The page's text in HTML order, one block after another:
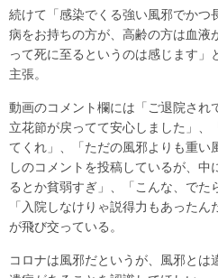
続けて「感染でくる強い風邪でかつ
病をお持ちの方が、高齢の方は血液
って死に至るというのは感じます」
主張。
動画のコメント欄には「ご退院され
立花節が戻ってて安心しました」、
てくれ」、「ただの風邪よりも重い
しのコメントを投稿しているが、中
るとか貧弱すぎ」、「こんな、でた
「入院しなけりゃ説得力もあった
が飛び交っている。
コロナは風邪だというが、風邪とは